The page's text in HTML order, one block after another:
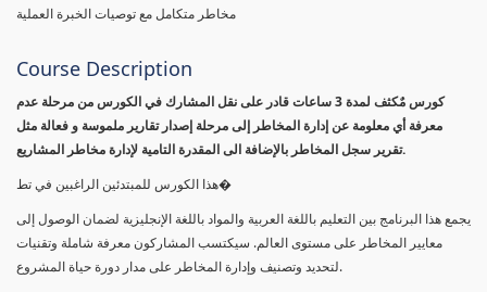
مخاطر متكامل مع توصيات الخبرة العملية
Course Description
كورس مٌكثف لمدة 3 ساعات قادر على نقل المشارك في الكورس من مرحلة عدم
معرفة أي معلومة عن إدارة المخاطر إلى مرحلة إصدار تقارير ملموسة و فعالة مثل
تقرير سجل المخاطر بالإضافة الى المقدرة التامية لإدارة مخاطر المشاريع.
هذا الكورس للمبتدئين الراغبين في تط�
يجمع هذا البرنامج بين التعليم باللغة العربية والمواد باللغة الإنجليزية لضمان الوصول إلى
معايير المخاطر على مستوى العالم. سيكتسب المشاركون معرفة شاملة وتقنيات
لتحديد وتصنيف وإدارة المخاطر على مدار دورة حياة المشروع.